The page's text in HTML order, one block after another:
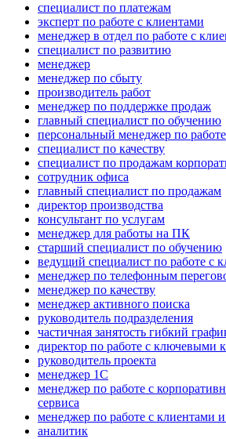
специалист по платежам
эксперт по работе с клиентами
менеджер в отдел по работе с
специалист по развитию
менеджер
менеджер по сбыту
производитель работ
менеджер по поддержке продаж
главный специалист по обучению
персональный менеджер по
специалист по качеству
специалист по продажам
сотрудник офиса
главный специалист по продажам
директор производства
консультант по услугам
менеджер для работы на ПК
старший специалист по обучению
ведущий специалист по работе с
менеджер по телефонным
менеджер по качеству
менеджер активного поиска
руководитель подразделения
частичная занятость гибкий
директор по работе с ключевыми
руководитель проекта
менеджер 1С
менеджер по работе с
сервиса
менеджер по работе с клиентами
аналитик